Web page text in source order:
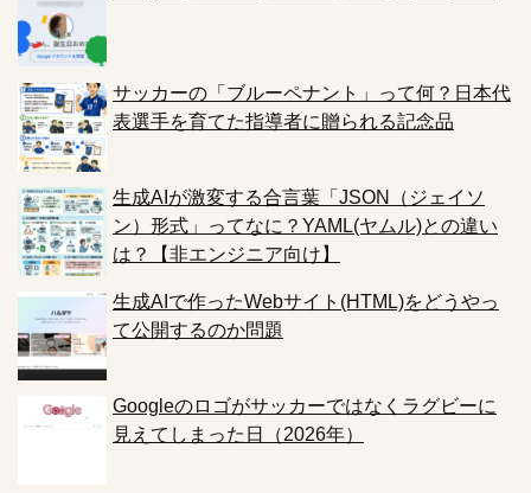
サッカーの「ブルーペナント」って何？日本代
表選手を育てた指導者に贈られる記念品
生成AIが激変する合言葉「JSON（ジェイソ
ン）形式」ってなに？YAML(ヤムル)との違い
は？【非エンジニア向け】
生成AIで作ったWebサイト(HTML)をどうやっ
て公開するのか問題
Googleのロゴがサッカーではなくラグビーに
見えてしまった日（2026年）